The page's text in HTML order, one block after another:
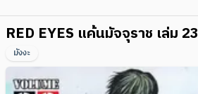
RED EYES แค้นมัจจุราช เล่ม 23
มังงะ